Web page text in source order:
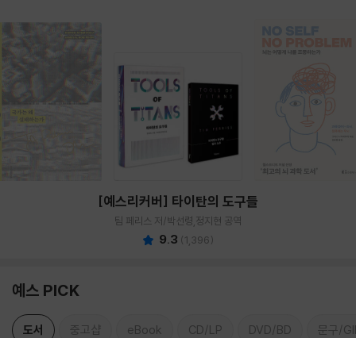
[예스리커버] 타이탄의 도구들
팀 페리스 저/박선령,정지현 공역
9.3 (1,396)
예스 PICK
도서 중고샵 eBook CD/LP DVD/BD 문구/